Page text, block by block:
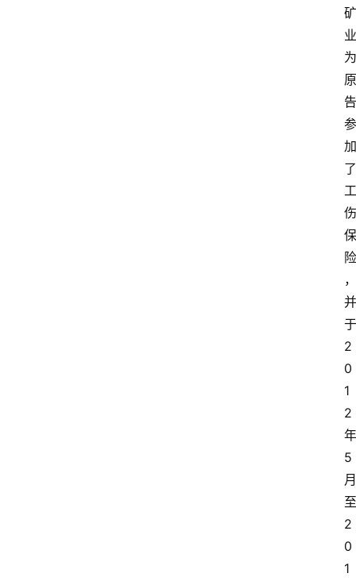
矿
业
为
原
告
参
加
了
工
伤
保
险
，
并
于
2
0
1
2
年
5
月
至
2
0
1